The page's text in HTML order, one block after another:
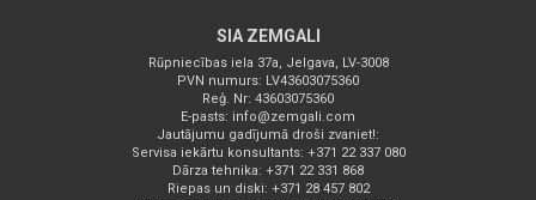
SIA ZEMGALI
Rūpniecības iela 37a, Jelgava, LV-3008
PVN numurs: LV43603075360
Reģ. Nr: 43603075360
E-pasts: info@zemgali.com
Jautājumu gadījumā droši zvaniet!:
Servisa iekārtu konsultants: +371 22 337 080
Dārza tehnika: +371 22 331 868
Riepas un diski: +371 28 457 802